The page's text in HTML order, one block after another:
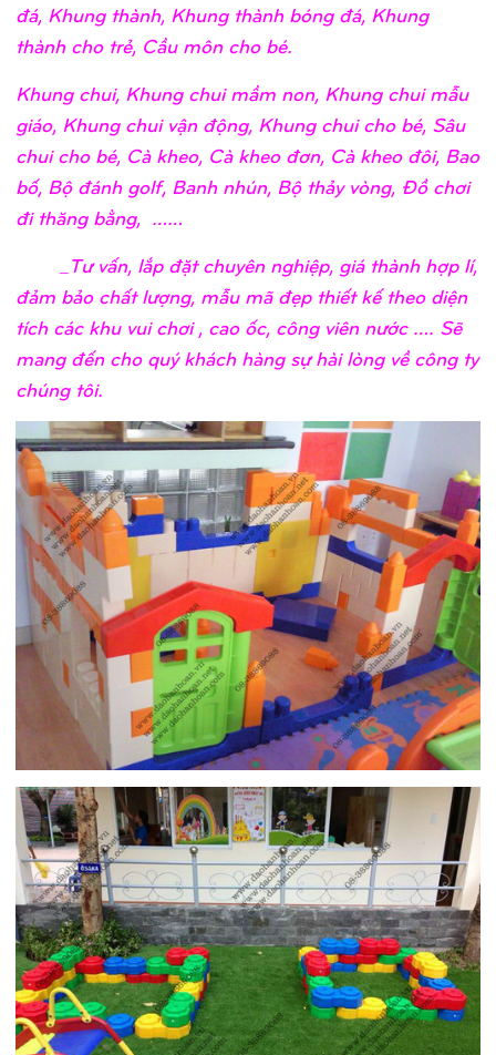
đá, Khung thành, Khung thành bóng đá, Khung
thành cho trẻ, Cầu môn cho bé.
Khung chui, Khung chui mầm non, Khung chui mẫu
giáo, Khung chui vận động, Khung chui cho bé, Sâu
chui cho bé, Cà kheo, Cà kheo đơn, Cà kheo đôi, Bao
bố, Bộ đánh golf, Banh nhún, Bộ thảy vòng, Đồ chơi
đi thăng bằng, ……
_Tư vấn, lắp đặt chuyên nghiệp, giá thành hợp lí,
đảm bảo chất lượng, mẫu mã đẹp thiết kế theo diện
tích các khu vui chơi , cao ốc, công viên nước …. Sẽ
mang đến cho quý khách hàng sự hài lòng về công ty
chúng tôi.